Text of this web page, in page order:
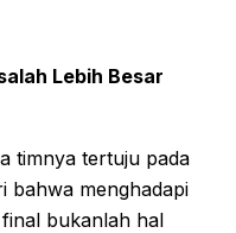
Lebih Besar
timnya tertuju pada
bahwa menghadapi
bukanlah hal